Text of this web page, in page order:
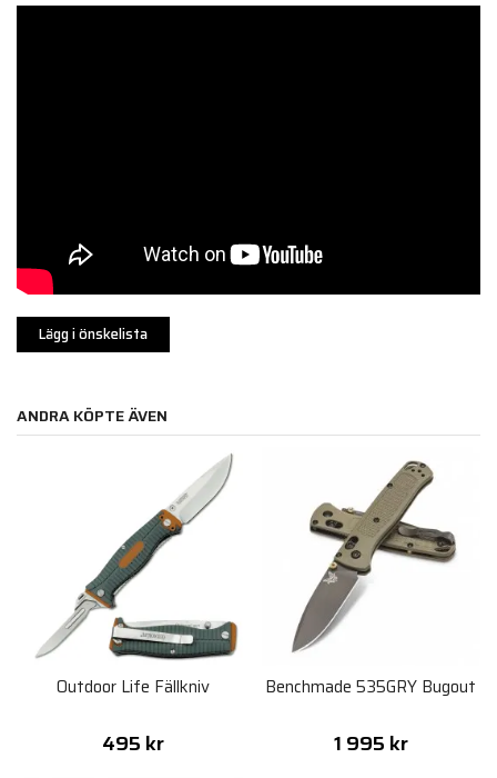
Lägg i önskelista
ANDRA KÖPTE ÄVEN
Outdoor Life Fällkniv
495 kr
Benchmade 535GRY Bugout
1 995 kr